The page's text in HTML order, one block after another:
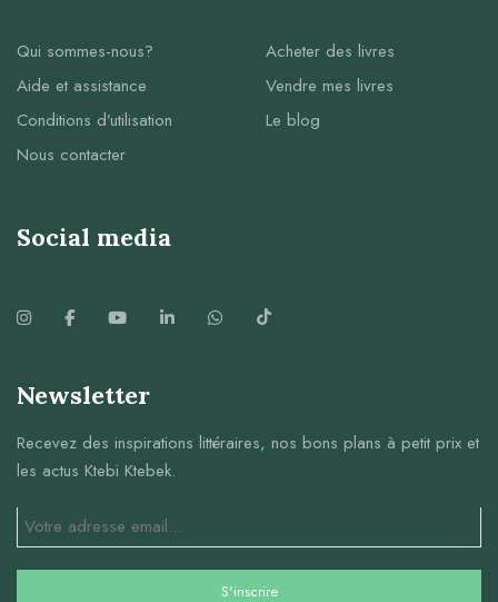
Qui sommes-nous?
Aide et assistance
Conditions d’utilisation
Nous contacter
Acheter des livres
Vendre mes livres
Le blog
Social media
Newsletter
Recevez des inspirations littéraires, nos bons plans à petit prix et
les actus Ktebi Ktebek.